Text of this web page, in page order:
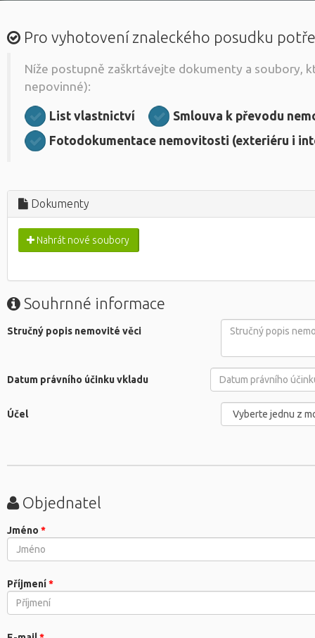
Pro vyhotovení znaleckého posudku
Níže postupně zaškrtávejte dokumenty a soubory,
nepovinné):
List vlastnictví
Smlouva k převodu
Fotodokumentace nemovitosti (exteriéru i
Dokumenty
Nahrát nové soubory
Souhrnné informace
Stručný popis nemovité věci
Datum právního účinku vkladu
Účel
Objednatel
Jméno *
Příjmení*